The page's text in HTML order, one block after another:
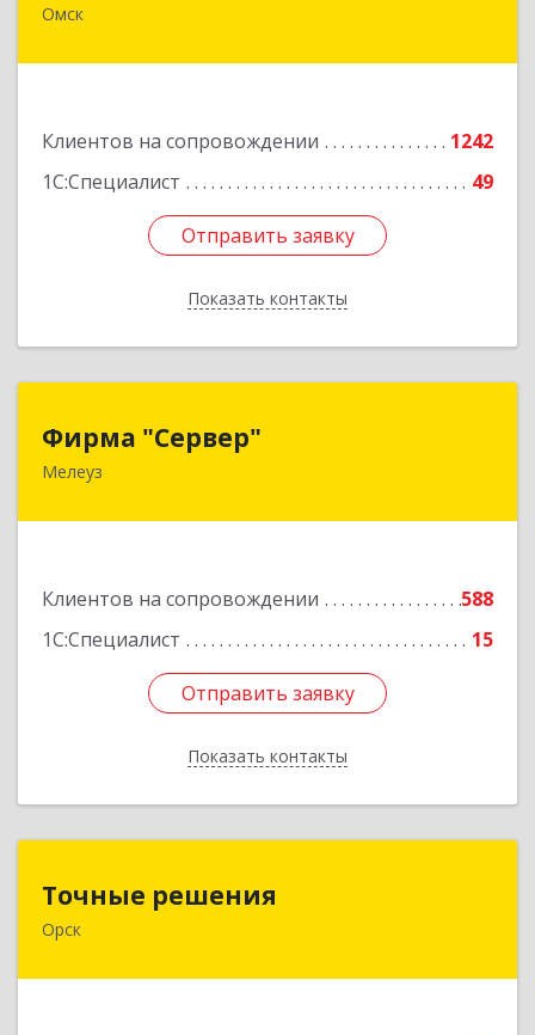
Омск
Клиентов на сопровождении
1242
1С:Специалист
49
Отправить заявку
Показать контакты
644099, Омская обл, Омск г, Гагарина ул, дом №
Отправить заявку
Назад
Фирма "Сервер"
Мелеуз
Клиентов на сопровождении
588
1С:Специалист
15
Отправить заявку
Показать контакты
453852, Башкортостан Респ, Мелеузовский р-н,
Отправить заявку
Назад
Точные решения
Орск